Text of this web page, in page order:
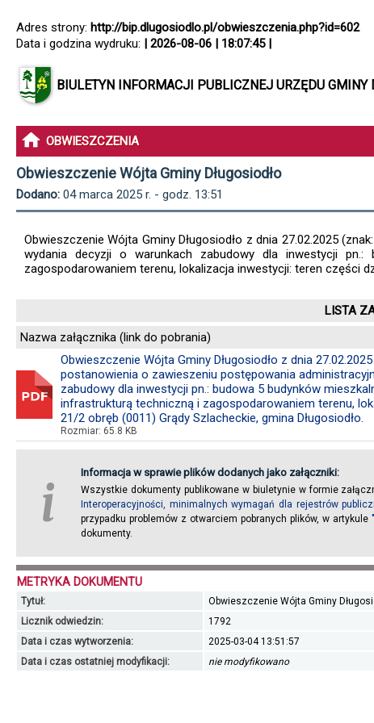
Adres strony: http://bip.dlugosiodlo.pl/obwieszczenia.php?id=602
Data i godzina wydruku: | 2026-08-06 | 18:07:45 |
BIULETYN INFORMACJI PUBLICZNEJ URZĘDU GMINY
OBWIESZCZENIA
Obwieszczenie Wójta Gminy Długosiodło
Dodano: 04 marca 2025 r. - godz. 13:51
Obwieszczenie Wójta Gminy Długosiodło z dnia 27.02.2025
wydania decyzji o warunkach zabudowy dla inwestycji
zagospodarowaniem terenu, lokalizacja inwestycji: teren części
LISTA
Nazwa załącznika (link do pobrania)
Obwieszczenie Wójta Gminy Długosiodło z dnia
postanowienia o zawieszeniu postępowania
zabudowy dla inwestycji pn.: budowa 5 budynków
infrastrukturą techniczną i zagospodarowaniem terenu,
21/2 obręb (0011) Grądy Szlacheckie, gmina Długosiodło.
Rozmiar: 65.8 KB
i
Informacja w sprawie plików dodanych jako załączniki:
Wszystkie dokumenty publikowane w biuletynie w formie
Interoperacyjności, minimalnych wymagań dla rejestrów
przypadku problemów z otwarciem pobranych plików, w artykule
dokumenty.
METRYKA DOKUMENTU
Tytuł: Obwieszczenie Wójta Gminy
Licznik odwiedzin:
1792
Data i czas wytworzenia:
2025-03-04 13:51:57
Data i czas ostatniej modyfikacji:
nie modyfikowano